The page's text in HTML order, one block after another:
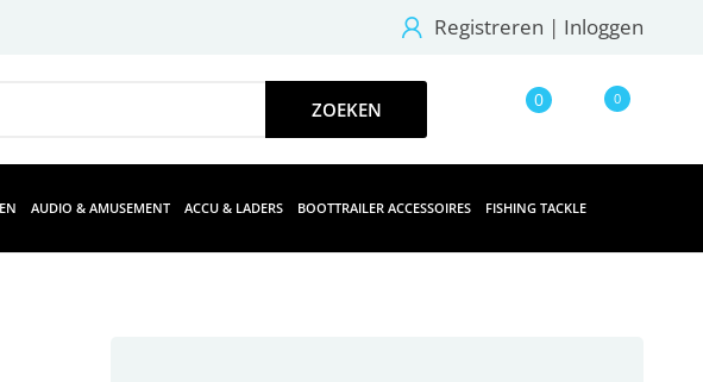
Registreren | Inloggen
0 0
AUDIO & AMUSEMENT ACCU & LADERS BOOTTRAILER ACCESSOIRES FISHING TACKLE